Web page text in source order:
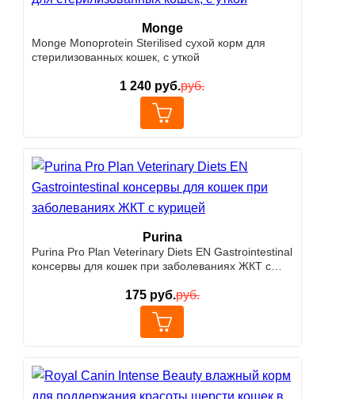
Monge
Monge Monoprotein Sterilised сухой корм для
стерилизованных кошек, с уткой
1 240 руб.руб.
Purina
Purina Pro Plan Veterinary Diets EN Gastrointestinal
консервы для кошек при заболеваниях ЖКТ с
175руб.руб.